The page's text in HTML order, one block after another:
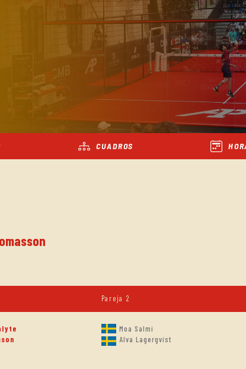
CUADROS
Pareja 2
Moa Salmi
Alva Lagergvist